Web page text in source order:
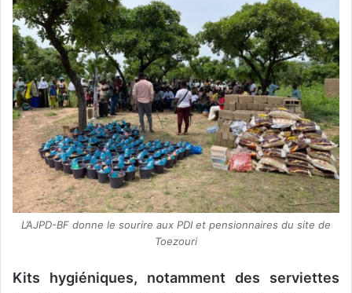
L’AJPD-BF donne le sourire aux PDI et pensionnaires du site de
Toezouri
Kits hygiéniques, notamment des serviettes